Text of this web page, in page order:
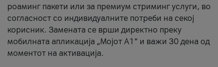
роаминг пакети или за премиум стриминг услуги, во
согласност со индивидуалните потреби на секој
корисник. Замената се врши директно преку
мобилната апликација „Мојот А1“ и важи 30 дена од
моментот на активација.